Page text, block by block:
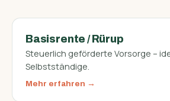
Basisrente / Rürup
Steuerlich geförderte Vorsorge –
Selbstständige.
Mehr erfahren